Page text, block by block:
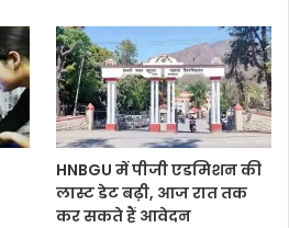
HNBGU में पीजी एडमिशन की
लास्ट डेट बढ़ी, आज रात तक
कर सकते हैं आवेदन